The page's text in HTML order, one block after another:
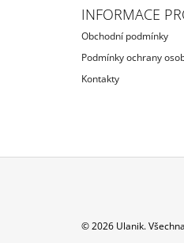
INFORMACE
Obchodní podmínky
Podmínky ochrany
Kontakty
© 2026 Ulanik.